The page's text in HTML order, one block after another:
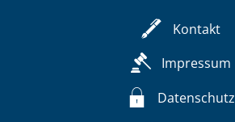
Kontakt
Impressum
Datenschutz